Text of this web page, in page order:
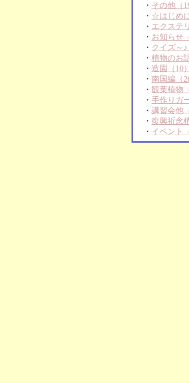
・ その他（
・ ☆はじめ
・ エクステ
・ お知らせ
・ クイズ～♪
・ 植物のお
・ 造園（10）
・ 南国編（
・ 観葉植物
・ 手作りガ
・ 講習会他
・ 復興祈念
・ イベント